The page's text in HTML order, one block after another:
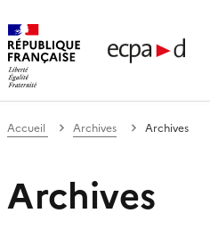
de
Accueil Archives Archives
Archives